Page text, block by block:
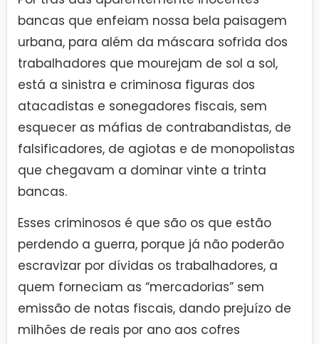
bancas que enfeiam nossa bela paisagem
urbana, para além da máscara sofrida dos
trabalhadores que mourejam de sol a sol,
está a sinistra e criminosa figuras dos
atacadistas e sonegadores fiscais, sem
esquecer as máfias de contrabandistas, de
falsificadores, de agiotas e de monopolistas
que chegavam a dominar vinte a trinta
bancas.
Esses criminosos é que são os que estão
perdendo a guerra, porque já não poderão
escravizar por dívidas os trabalhadores, a
quem forneciam as “mercadorias” sem
emissão de notas fiscais, dando prejuízo de
milhões de reais por ano aos cofres